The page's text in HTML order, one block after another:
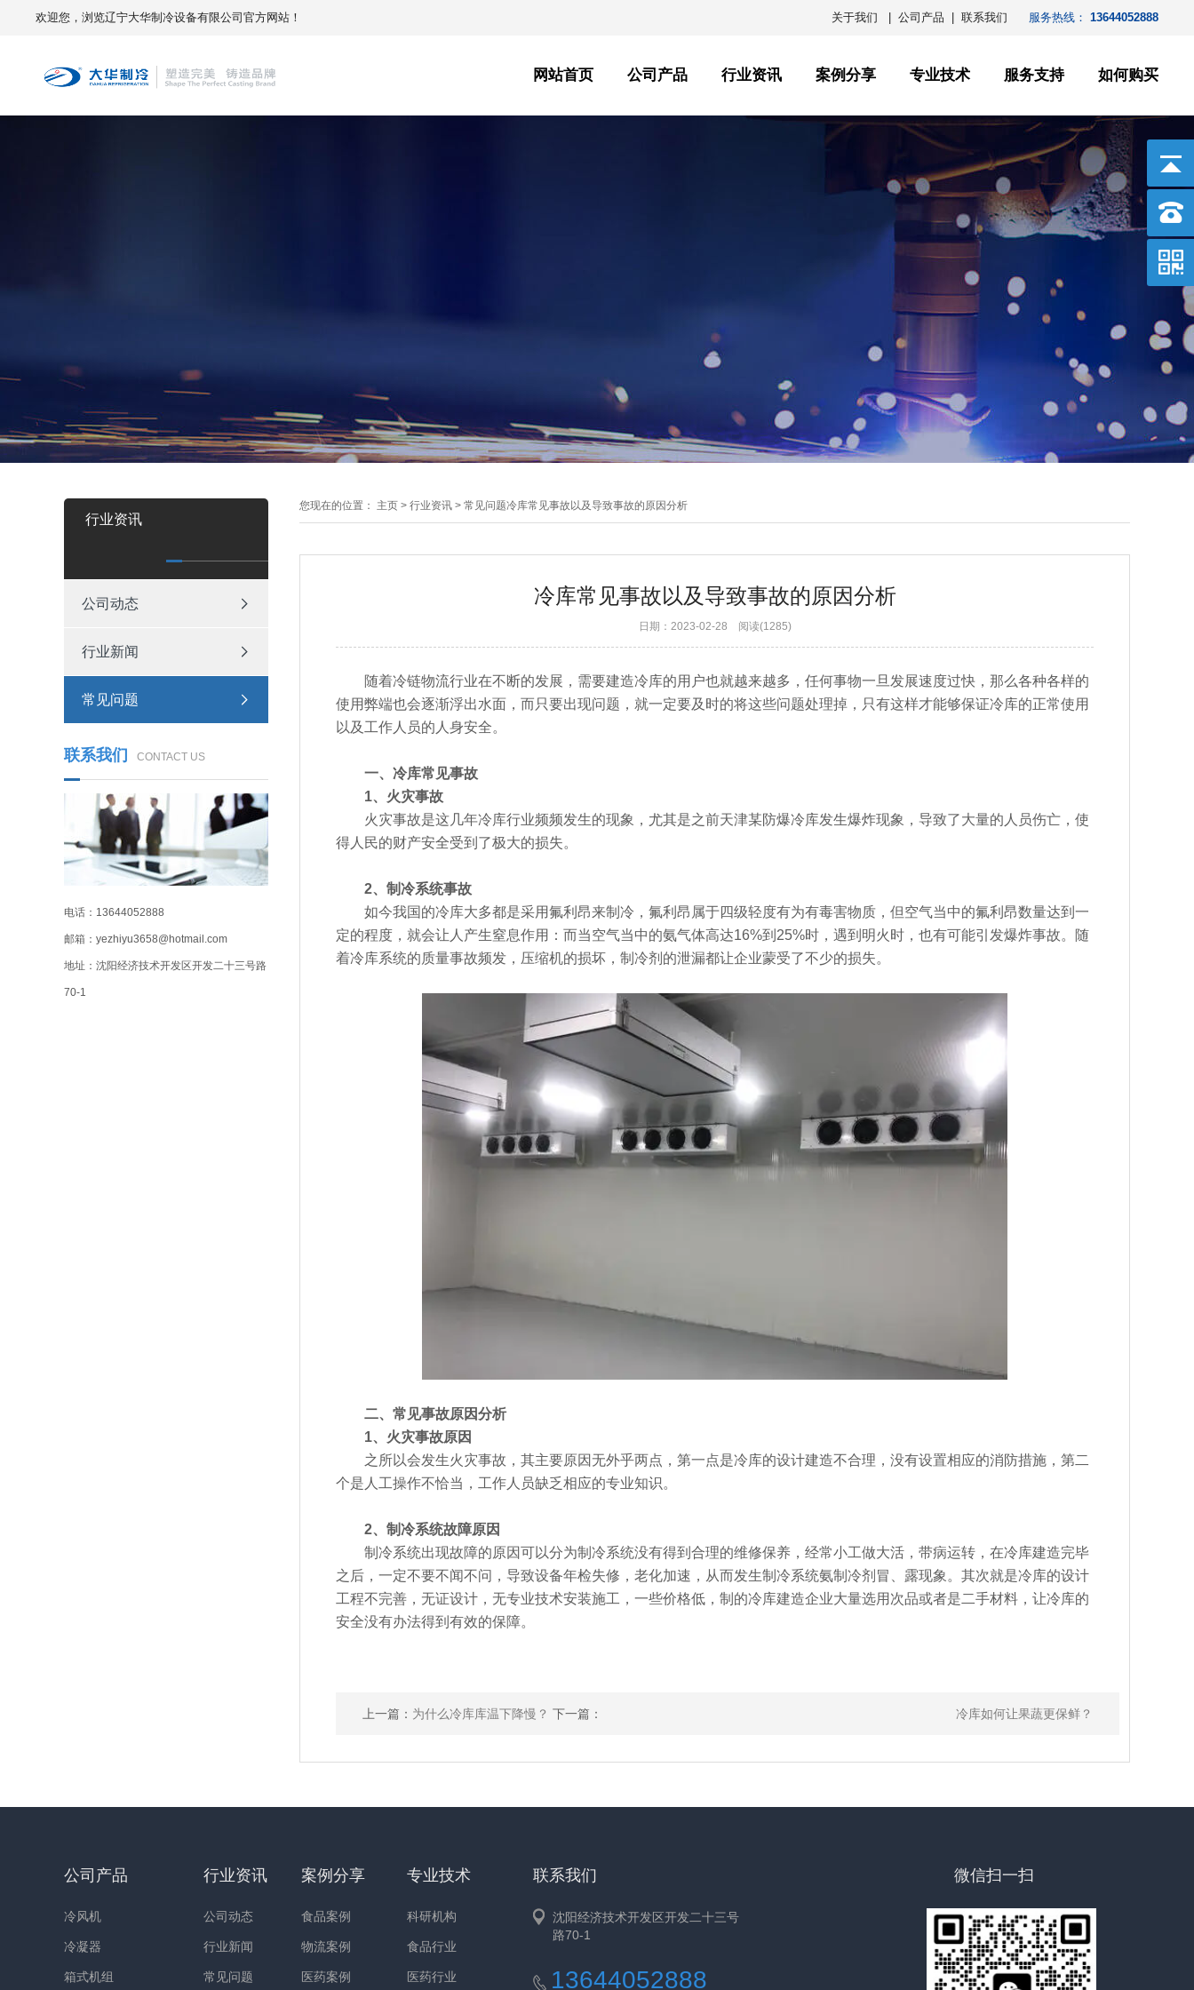
欢迎您，浏览辽宁大华制冷设备有限公司官方网站！ 关于我们 公司产品 联系我们 服务热线： 13644052888
网站首页 公司产品
冷凝器
一体机组
侧嵌一体机
行业资讯
行业新闻
案例分享
物流案例
工业案例
其它案例
专业技术
食品行业
物流行业
服务支持
售后服务
如何购买
行业资讯
公司动态
行业新闻
常见问题
联系我们 CONTACT US
电话：13644052888
邮箱：yezhiyu3658@hotmail.com
地址：沈阳经济技术开发区开发二十三号路
70-1
您现在的位置： 主页 > 行业资讯 > 常见问题冷库常见事故以及导致事故的原因分析
冷库常见事故以及导致事故的原因分析
日期：2023-02-28 阅读(1285)
随着冷链物流行业在不断的发展，需要建造冷库的用户也就越来越多，任何事物一旦发展速度过快，那么各种各样的
使用弊端也会逐渐浮出水面，而只要出现问题，就一定要及时的将这些问题处理掉，只有这样才能够保证冷库的正常使用
以及工作人员的人身安全。
一、冷库常见事故
1、火灾事故
火灾事故是这几年冷库行业频频发生的现象，尤其是之前天津某防爆冷库发生爆炸现象，导致了大量的人员伤亡，使
得人民的财产安全受到了极大的损失。
2、制冷系统事故
如今我国的冷库大多都是采用氟利昂来制冷，氟利昂属于四级轻度有为有毒害物质，但空气当中的氟利昂数量达到一
定的程度，就会让人产生窒息作用：而当空气当中的氨气体高达16%到25%时，遇到明火时，也有可能引发爆炸事故。随
着冷库系统的质量事故频发，压缩机的损坏，制冷剂的泄漏都让企业蒙受了不少的损失。
二、常见事故原因分析
1、火灾事故原因
之所以会发生火灾事故，其主要原因无外乎两点，第一点是冷库的设计建造不合理，没有设置相应的消防措施，第二
个是人工操作不恰当，工作人员缺乏相应的专业知识。
2、制冷系统故障原因
制冷系统出现故障的原因可以分为制冷系统没有得到合理的维修保养，经常小工做大活，带病运转，在冷库建造完毕
之后，一定不要不闻不问，导致设备年检失修，老化加速，从而发生制冷系统氨制冷剂冒、露现象。其次就是冷库的设计
工程不完善，无证设计，无专业技术安装施工，一些价格低，制的冷库建造企业大量选用次品或者是二手材料，让冷库的
安全没有办法得到有效的保障。
上一篇： 为什么冷库库温下降慢？ 下一篇： 冷库如何让果蔬更保鲜？
公司产品
冷风机
冷凝器
箱式机组
行业资讯
公司动态
行业新闻
常见问题
案例分享
食品案例
物流案例
医药案例
专业技术
科研机构
食品行业
医药行业
联系我们
沈阳经济技术开发区开发二十三号
路70-1
13644052888
微信扫一扫